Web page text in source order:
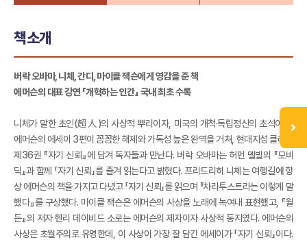
책소개
버락 오바마, 니체, 간디, 마이클 잭슨에게 영감을 준 책
에머슨의 대표 강연 「개혁하는 인간」 국내 최초 수록
니체가 말한 초인(超人)의 사상적 뿌리이자, 미국의 개척·독립정신의 초석이 된
에머슨의 에세이 3편이 꼼꼼한 해제와 가독성 높은 완역을 거쳐, 현대지성 클래식
제36권 『자기 신뢰』에 담겨 독자들과 만난다. 버락 오바마는 허먼 멜빌의 『모비
딕』과 함께 「자기 신뢰」를 즐겨 읽는다고 밝혔다. 프리드리히 니체는 여행길에 항
상 에머슨의 책을 가지고 다녔고 「자기 신뢰」를 읽으며 『차라투스트라는 이렇게 말
했다』를 구상했다. 마이클 잭슨은 에머슨의 사상을 노래에 녹여내 표현했고, 『월
든』의 저자 헨리 데이비드 소로는 에머슨의 제자이자 사상적 동지였다. 에머슨의
사상은 초월주의로 유명한데, 이 사상이 가장 잘 담긴 에세이가 「자기 신뢰」이다.